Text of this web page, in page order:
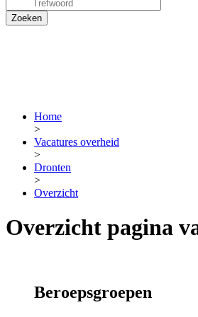
Home
>
Vacatures overheid
>
Dronten
>
Overzicht
Overzicht pagina
Beroepsgroepen